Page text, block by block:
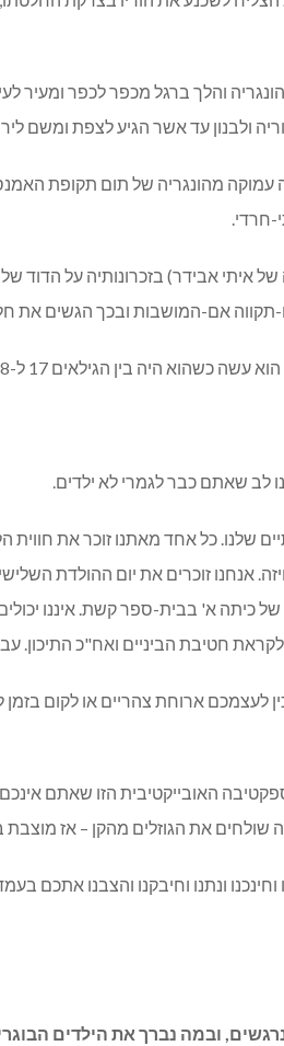
והלך ברגל מכפר לכפר ומעיר
ולבנון עד אשר הגיע לצפת ומשם
עמוקה מהונגריה של תום תקופת
חרדי.
אבידר) בזכרונותיה על הדוד
תקווה אם-המושבות ובכך הגשים את
בין הגילאים 17 ל-18 – בדיוק בן גילכם !
לב שאתם כבר לגמרי לא ילדים.
שלנו. כל אחד מאתנו זוכר את
אנחנו זוכרים את יום ההולדת
כיתה א' בבית-ספר קשת. איננו
חטיבת הביניים ואח"כ התיכון.
לעצמכם ארוחת צהריים או לקום
האובייקטיבית הזו שאתם
שולחים את הגוזלים מהקן – אז
ונתנו וחיבקנו והצבנו אתכם
ובמה נברך את הילדים